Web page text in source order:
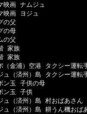
ナムジュ
ヨジュ
父
母
父
家族
家族
浦）空港 タクシー運転
済州）島 タクシー運転
玉 子供の母
玉 子供
済州）島 村おばあさん
州）島 耕うん機おば